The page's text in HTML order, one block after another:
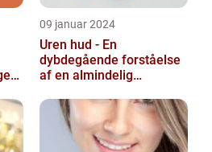
09 januar 2024
Uren hud - En
dybdegående forståelse
af en almindelig